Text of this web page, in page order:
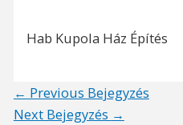
Hab Kupola Ház Építés
Post
navigation
← Previous Bejegyzés
Next Bejegyzés →